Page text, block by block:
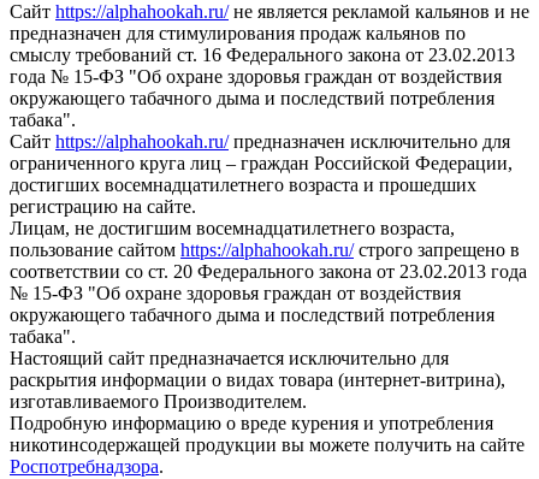
Сайт https://alphahookah.ru/не является рекламой кальянов и не
предназначен для стимулирования продаж кальянов по
смыслу требований ст. 16 Федерального закона от 23.02.2013
года № 15-ФЗ "Об охране здоровья граждан от воздействия
окружающего табачного дыма и последствий потребления
табака".
Сайт https://alphahookah.ru/предназначен исключительно для
ограниченного круга лиц – граждан Российской Федерации,
достигших восемнадцатилетнего возраста и прошедших
регистрацию на сайте.
Лицам, не достигшим восемнадцатилетнего возраста,
пользование сайтом https://alphahookah.ru/строго запрещено в
соответствии со ст. 20 Федерального закона от 23.02.2013 года
№ 15-ФЗ "Об охране здоровья граждан от воздействия
окружающего табачного дыма и последствий потребления
табака".
Настоящий сайт предназначается исключительно для
раскрытия информации о видах товара (интернет-витрина),
изготавливаемого Производителем.
Подробную информацию о вреде курения и употребления
никотинсодержащей продукции вы можете получить на сайте
Роспотребнадзора.